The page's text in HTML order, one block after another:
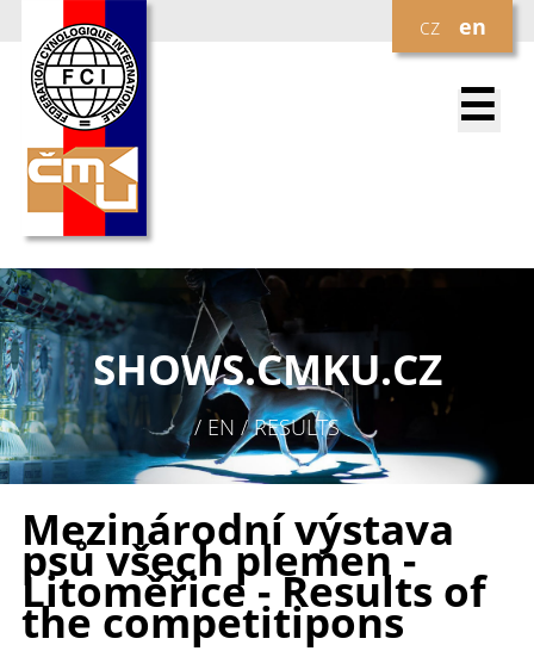
cz en
☰
SHOWS.CMKU.CZ
/ EN / RESULTS
Mezinárodní výstava
psů všech plemen -
Litoměřice - Results of
the competitipons